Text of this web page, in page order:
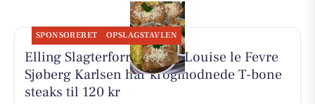
SPONSORERET OPSLAGSTAVLEN
Elling Slagterforretning v/Louise le Fevre
Sjøberg Karlsen har krogmodnede T-bone
steaks til 120 kr